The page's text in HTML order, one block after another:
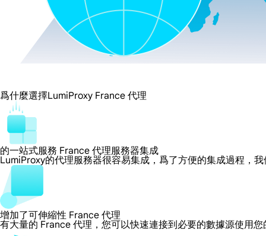
爲什麼選擇LumiProxy France 代理
的一站式服務 France 代理服務器集成
LumiProxy的代理服務器很容易集成，爲了方便的集成過程，
增加了可伸縮性 France 代理
有大量的 France 代理，您可以快速連接到必要的數據源使用